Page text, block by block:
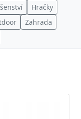
Hračky
Zahrada